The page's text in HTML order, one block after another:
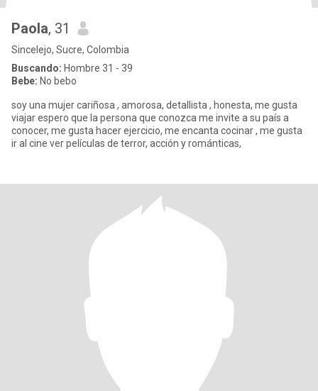
Paola, 31
Sincelejo, Sucre, Colombia
Buscando: Hombre 31 - 39
Bebe: No bebo
soy una mujer cariñosa , amorosa, detallista , honesta, me gusta
viajar espero que la persona que conozca me invite a su país a
conocer, me gusta hacer ejercicio, me encanta cocinar , me gusta
ir al cine ver películas de terror, acción y románticas,